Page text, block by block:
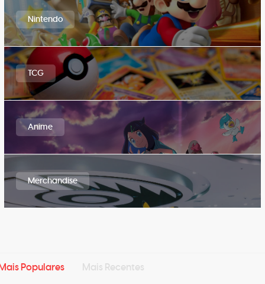
Nintendo
TCG
Anime
Merchandise
Populares Mais Recentes